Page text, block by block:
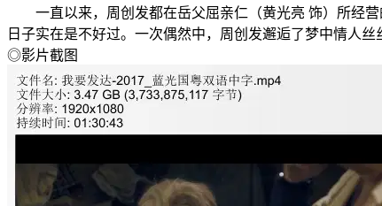
一直以来，周创发都在岳父屈亲仁（黄光亮 饰）所经营
日子实在是不好过。一次偶然中，周创发邂逅了梦中情人
◎影片截图